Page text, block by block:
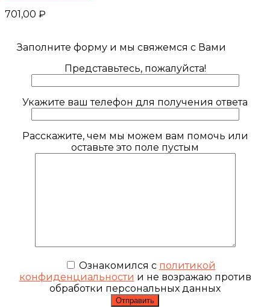
701,00 ₽
Заполните форму и мы свяжемся с Вами
Представьтесь, пожалуйста!
Укажите ваш телефон для получения ответа
Расскажите, чем мы можем вам помочь или
оставьте это поле пустым
Ознакомился с политикой
конфиденциальности и не возражаю против
обработки персональных данных